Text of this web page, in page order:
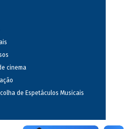
cinema
de Espetáculos Musicais